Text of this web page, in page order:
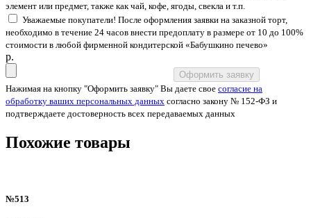
элемент или предмет, также как чай, кофе, ягоды, свекла и т.п.
Уважаемые покупатели! После оформления заявки на заказной торт,
необходимо в течение 24 часов внести предоплату в размере от 10 до 100%
стоимости в любой фирменной кондитерской «Бабушкино печево»
p.
Оформить заявку
Нажимая на кнопку "Оформить заявку" Вы даете свое согласие на
обработку ваших персональных данных согласно закону № 152-ФЗ и
подтверждаете достоверность всех передаваемых данных
Похожие товары
№513